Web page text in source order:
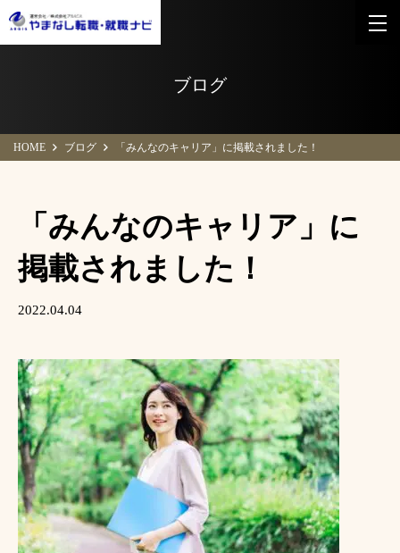
ブログ
HOME ブログ 「みんなのキャリア」に掲載されました！
「みんなのキャリア」に
掲載されました！
2022.04.04